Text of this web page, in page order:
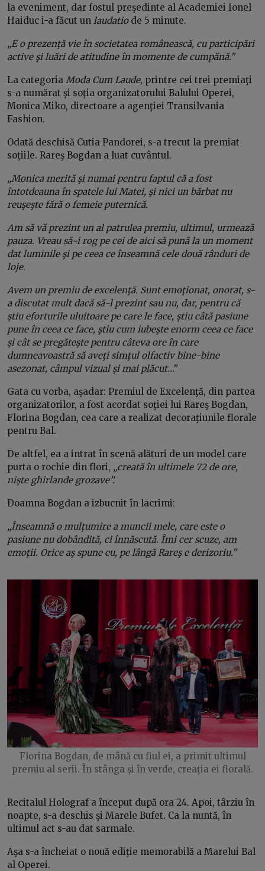
la eveniment, dar fostul preşedinte al Academiei Ionel
Haiduc i-a făcut un laudatiode 5 minute.
„E o prezenţă vie în societatea românească, cu participări
active şi luări de atitudine în momente de cumpănă.”
La categoria Moda Cum Laude, printre cei trei premiaţi
s-a numărat şi soţia organizatorului Balului Operei,
Monica Miko, directoare a agenţiei Transilvania
Fashion.
Odată deschisă Cutia Pandorei, s-a trecut la premiat
soţiile. Rareş Bogdan a luat cuvântul.
„Monica merită şi numai pentru faptul că a fost
întotdeauna în spatele lui Matei, şi nici un bărbat nu
reuşeşte fără o femeie puternică.
Am să vă prezint un al patrulea premiu, ultimul, urmează
pauza. Vreau să-i rog pe cei de aici să pună la un moment
dat luminile şi pe ceea ce înseamnă cele două rânduri de
loje.
Avem un premiu de excelenţă. Sunt emoţionat, onorat, s-
a discutat mult dacă să-l prezint sau nu, dar, pentru că
ştiu eforturile uluitoare pe care le face, ştiu câtă pasiune
pune în ceea ce face, ştiu cum iubeşte enorm ceea ce face
şi cât se pregăteşte pentru câteva ore în care
dumneavoastră să aveţi simţul olfactiv bine-bine
asezonat, câmpul vizual şi mai plăcut…”
Gata cu vorba, aşadar: Premiul de Excelenţă, din partea
organizatorilor, a fost acordat soţiei lui Rareş Bogdan,
Florina Bogdan, cea care a realizat decoraţiunile florale
pentru Bal.
De altfel, ea a intrat în scenă alături de un model care
purta o rochie din flori, „creată în ultimele 72 de ore,
nişte ghirlande grozave”.
Doamna Bogdan a izbucnit în lacrimi:
„Înseamnă o mulţumire a muncii mele, care este o
pasiune nu dobândită, ci înnăscută. Îmi cer scuze, am
emoţii. Orice aş spune eu, pe lângă Rareş e derizoriu.”
Florina Bogdan, de mână cu fiul ei, a primit ultimul
premiu al serii. În stânga şi în verde, creaţia ei florală.
Recitalul Holograf a început după ora 24. Apoi, târziu în
noapte, s-a deschis şi Marele Bufet. Ca la nuntă, în
ultimul act s-au dat sarmale.
Aşa s-a încheiat o nouă ediţie memorabilă a Marelui Bal
al Operei.